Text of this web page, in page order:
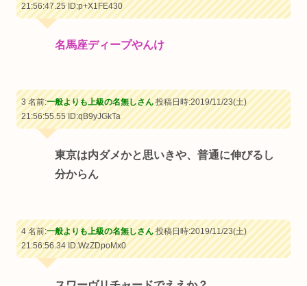
21:56:47.25ID:p+X1FE430
名馬座ディープやんけ
3 名前:一般よりも上級の名無しさん投稿日時:2019/11/23(土)
21:56:55.55ID:qB9yJGkTa
東京は内ダメかと思いきや、普通に伸びるし
分からん
4 名前:一般よりも上級の名無しさん投稿日時:2019/11/23(土)
21:56:56.34ID:WzZDpoMx0